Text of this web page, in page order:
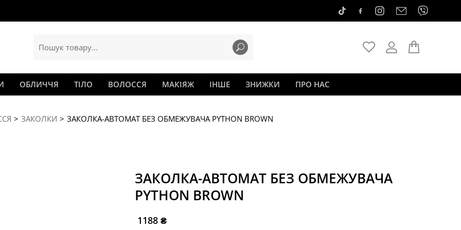
ОБЛИЧЧЯ ТІЛО ВОЛОССЯ МАКІЯЖ ІНШЕ ЗНИЖКИ ПРО НАС
ЗАКОЛКИ ЗАКОЛКА-АВТОМАТ БЕЗ ОБМЕЖУВАЧА PYTHON BROWN
ЗАКОЛКА-АВТОМАТ БЕЗ ОБМЕЖУВАЧА
PYTHON BROWN
1188 ₴